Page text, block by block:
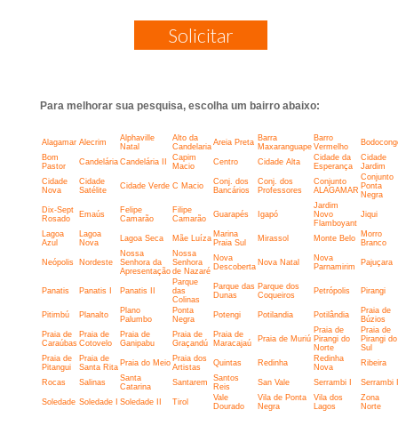
Solicitar
Para melhorar sua pesquisa, escolha um bairro abaixo:
Alagamar Alecrim
Alphaville
Natal
Alto da
Candelaria Areia Preta Barra
Maxaranguape
Barro
Vermelho
Bom
Pastor
Candelária Candelária II
Capim
Macio
Centro Cidade Alta
Cidade da
Esperança
Cidade
Jardim
Cidade
Nova
Cidade
Satélite
Cidade Verde C Macio
Conj. dos
Bancários
Conj. dos
Professores
Conjunto
ALAGAMAR
Conjunto
Ponta
Negra
Dix-Sept
Rosado
Emaús
Felipe
Camarão
Filipe
Camarão
Guarapés Igapó
Jardim
Novo
Flamboyant
Jiqui
Lagoa
Azul
Lagoa
Nova
Lagoa Seca Mãe Luíza Marina
Praia Sul
Mirassol Monte Belo
Morro
Branco
Neópolis Nordeste
Nossa
Senhora da
Apresentação
Nossa
Senhora
de Nazaré
Nova
Descoberta Nova Natal
Nova
Parnamirim
Pajuçara
Panatis Panatis I Panatis II
Parque
das
Colinas
Parque das
Dunas
Parque dos
Coqueiros
Petrópolis Pirangi
Pitimbú Planalto
Plano
Palumbo
Ponta
Negra
Potengi Potilandia Potilândia
Praia de
Búzios
Praia de
Caraúbas
Praia de
Cotovelo
Praia de
Ganipabu
Praia de
Graçandú
Praia de
Maracajaú
Praia de Muriú
Praia de
Pirangi do
Norte
Praia de
Pirangi do
Sul
Praia de
Pitangui
Praia de
Santa Rita Praia do Meio Praia dos
Artistas
Quintas Redinha
Redinha
Nova
Ribeira
Rocas Salinas
Santa
Catarina
Santarem
Santos
Reis
San Vale Serrambi I Serrambi
Soledade Soledade I Soledade II Tirol
Vale
Dourado
Vila de Ponta
Negra
Vila dos
Lagos
Zona
Norte